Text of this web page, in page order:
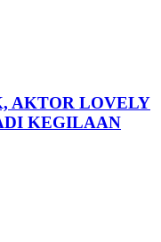
AKTOR LOVELY
KEGILAAN